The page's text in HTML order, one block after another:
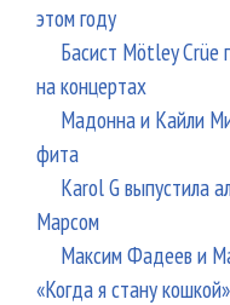
этом году
Басист Mötley Crüe
на концертах
Мадонна и Кайли
фита
Karol G выпустила
Марсом
Максим Фадеев и
«Когда я стану кошкой»